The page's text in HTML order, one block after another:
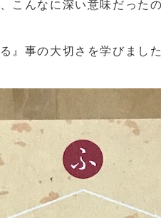
こんなに深い意味だった
』事の大切さを学びまし